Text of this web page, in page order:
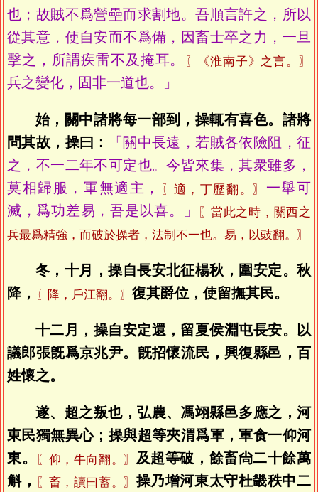
也；故賊不爲營壘而求割地。吾順言許之，所以
從其意，使自安而不爲備，因畜士卒之力，一旦
擊之，所謂疾雷不及掩耳。
〖《淮南子》之言。〗
兵之變化，固非一道也。」
始，關中諸將每一部到，操輒有喜色。諸將
問其故，操曰：
「關中長遠，若賊各依險阻，征
之，不一二年不可定也。今皆來集，其衆雖多，
莫相歸服，軍無適主，
〖適，丁歷翻。〗 一舉可
滅，爲功差易，吾是以喜。」
〖當此之時，關西之
兵最爲精強，而破於操者，法制不一也。易，以豉翻。〗
冬，十月，操自長安北征楊秋，圍安定。秋
降，
〖降，戶江翻。〗 復其爵位，使留撫其民。
十二月，操自安定還，留夏侯淵屯長安。以
議郎張旣爲京兆尹。旣招懷流民，興復縣邑，百
姓懷之。
遂、超之叛也，弘農、馮翊縣邑多應之，河
東民獨無異心；操與超等夾渭爲軍，軍食一仰河
東。
〖仰，牛向翻。〗 及超等破，餘畜尙二十餘萬
斛，
〖畜，讀曰蓄。〗 操乃增河東太守杜畿秩中二